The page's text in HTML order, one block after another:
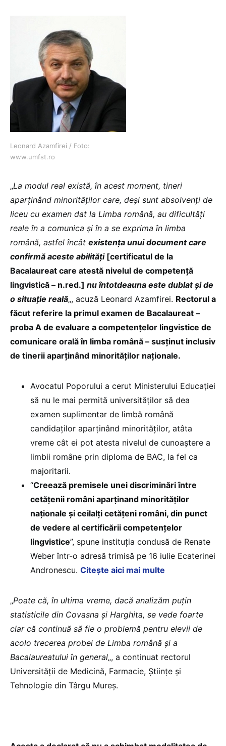
Leonard Azamfirei / Foto:
www.umfst.ro
„La modul real există, în acest moment, tineri
aparținând minorităților care, deși sunt absolvenți de
liceu cu examen dat la Limba română, au dificultăți
reale în a comunica și în a se exprima în limba
română, astfel încât existența unui document care
confirmă aceste abilități[certificatul de la
Bacalaureat care atestă nivelul de competență
lingvistică – n.red.] nu întotdeauna este dublat și de
o situație reală„, acuză Leonard Azamfirei. Rectorul a
făcut referire la primul examen de Bacalaureat –
proba A de evaluare a competențelor lingvistice de
comunicare orală în limba română – susținut inclusiv
de tinerii aparținând minorităților naționale.
Avocatul Poporului a cerut Ministerului Educației
să nu le mai permită universităților să dea
examen suplimentar de limbă română
candidaților aparținând minorităților, atâta
vreme cât ei pot atesta nivelul de cunoaștere a
limbii române prin diploma de BAC, la fel ca
majoritarii.
“Creează premisele unei discriminări între
cetățenii români aparținand minorităților
naționale și ceilalți cetățeni români, din punct
de vedere al certificării competențelor
lingvistice”, spune instituția condusă de Renate
Weber într-o adresă trimisă pe 16 iulie Ecaterinei
Andronescu. Citește aici mai multe
„Poate că, în ultima vreme, dacă analizăm puțin
statisticile din Covasna și Harghita, se vede foarte
clar că continuă să fie o problemă pentru elevii de
acolo trecerea probei de Limba română și a
Bacalaureatului în general„, a continuat rectorul
Universității de Medicină, Farmacie, Științe și
Tehnologie din Târgu Mureș.